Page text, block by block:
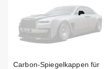
Carbon-Spiegelkappen für